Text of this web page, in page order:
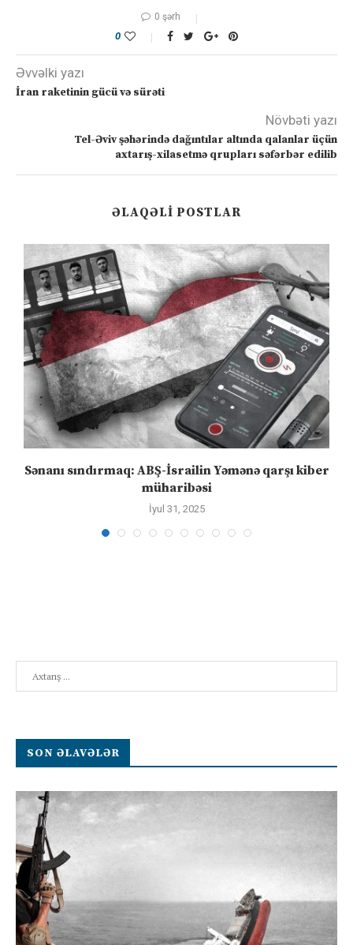
0 şərh
0
Əvvəlki yazı
İran raketinin gücü və sürəti
Növbəti yazı
Tel-Əviv şəhərində dağıntılar altında qalanlar üçün
axtarış-xilasetmə qrupları səfərbər edilib
ƏLAQƏLI POSTLAR
Sənanı sındırmaq: ABŞ-İsrailin Yəmənə qarşı kiber
müharibəsi
İyul 31, 2025
SON ƏLAVƏLƏR